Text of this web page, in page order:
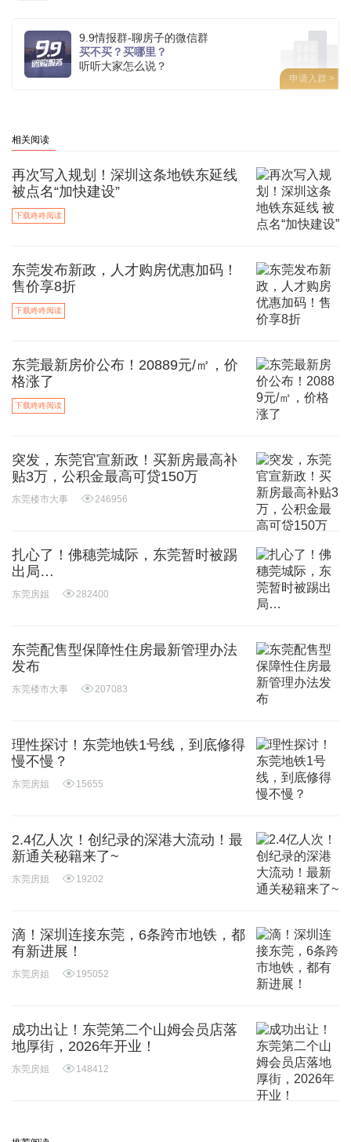
9.9情报群-聊房子的微信群
买不买？买哪里？
听听大家怎么说？
申请入群 >
相关阅读
再次写入规划！深圳这条地铁东延线
被点名“加快建设”
下载咚咚阅读
东莞发布新政，人才购房优惠加码！
售价享8折
下载咚咚阅读
东莞最新房价公布！20889元/㎡，价
格涨了
下载咚咚阅读
突发，东莞官宣新政！买新房最高补
贴3万，公积金最高可贷150万
东莞楼市大事 246956
扎心了！佛穗莞城际，东莞暂时被踢
出局…
东莞房姐 282400
东莞配售型保障性住房最新管理办法
发布
东莞楼市大事 207083
理性探讨！东莞地铁1号线，到底修得
慢不慢？
东莞房姐 15655
2.4亿人次！创纪录的深港大流动！最
新通关秘籍来了~
东莞房姐 19202
滴！深圳连接东莞，6条跨市地铁，都
有新进展！
东莞房姐 195052
成功出让！东莞第二个山姆会员店落
地厚街，2026年开业！
东莞房姐 148412